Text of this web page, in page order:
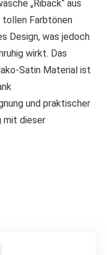
„Riback“ aus
tollen Farbtönen
Design, was jedoch
wirkt. Das
Satin Material ist
und praktischer
mit dieser